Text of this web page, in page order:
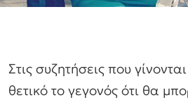
Στις συζητήσεις που
θετικό το γεγονός ότι θα